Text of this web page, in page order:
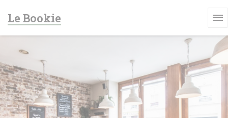
Le Bookie